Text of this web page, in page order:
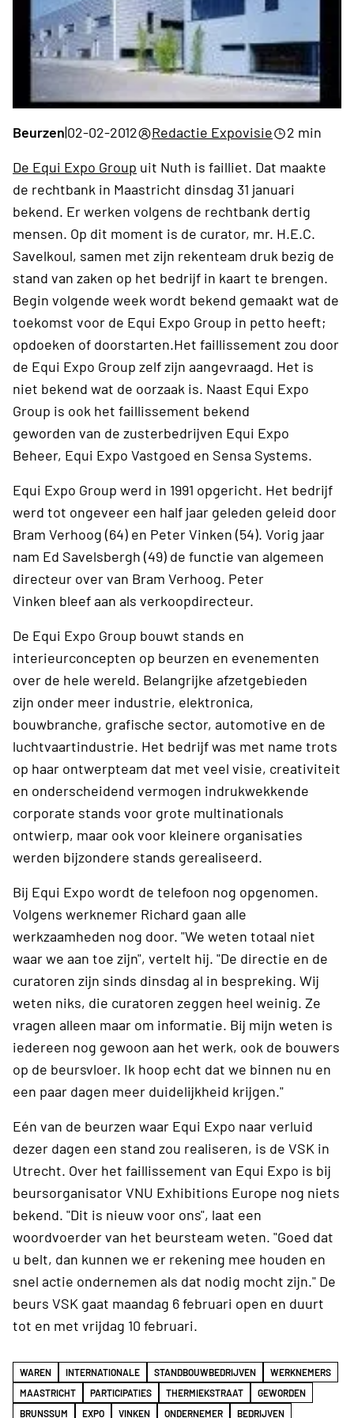
Beurzen|02-02-2012 Redactie Expovisie
2 min
De Equi Expo Group uit Nuth is failliet. Dat maakte
de rechtbank in Maastricht dinsdag 31 januari
bekend. Er werken volgens de rechtbank dertig
mensen. Op dit moment is de curator, mr. H.E.C.
Savelkoul, samen met zijn rekenteam druk bezig de
stand van zaken op het bedrijf in kaart te brengen.
Begin volgende week wordt bekend gemaakt wat de
toekomst voor de Equi Expo Group in petto heeft;
opdoeken of doorstarten.Het faillissement zou door
de Equi Expo Group zelf zijn aangevraagd. Het is
niet bekend wat de oorzaak is. Naast Equi Expo
Group is ook het faillissement bekend
geworden van de zusterbedrijven Equi Expo
Beheer, Equi Expo Vastgoed en Sensa Systems.
Equi Expo Group werd in 1991 opgericht. Het bedrijf
werd tot ongeveer een half jaar geleden geleid door
Bram Verhoog (64) en Peter Vinken (54). Vorig jaar
nam Ed Savelsbergh (49) de functie van algemeen
directeur over van Bram Verhoog. Peter
Vinken bleef aan als verkoopdirecteur.
De Equi Expo Group bouwt stands en
interieurconcepten op beurzen en evenementen
over de hele wereld. Belangrijke afzetgebieden
zijn onder meer industrie, elektronica,
bouwbranche, grafische sector, automotive en de
luchtvaartindustrie. Het bedrijf was met name trots
op haar ontwerpteam dat met veel visie, creativiteit
en onderscheidend vermogen indrukwekkende
corporate stands voor grote multinationals
ontwierp, maar ook voor kleinere organisaties
werden bijzondere stands gerealiseerd.
Bij Equi Expo wordt de telefoon nog opgenomen.
Volgens werknemer Richard gaan alle
werkzaamheden nog door. "We weten totaal niet
waar we aan toe zijn", vertelt hij. "De directie en de
curatoren zijn sinds dinsdag al in bespreking. Wij
weten niks, die curatoren zeggen heel weinig. Ze
vragen alleen maar om informatie. Bij mijn weten is
iedereen nog gewoon aan het werk, ook de bouwers
op de beursvloer. Ik hoop echt dat we binnen nu en
een paar dagen meer duidelijkheid krijgen."
Eén van de beurzen waar Equi Expo naar verluid
dezer dagen een stand zou realiseren, is de VSK in
Utrecht. Over het faillissement van Equi Expo is bij
beursorganisator VNU Exhibitions Europe nog niets
bekend. "Dit is nieuw voor ons", laat een
woordvoerder van het beursteam weten. "Goed dat
u belt, dan kunnen we er rekening mee houden en
snel actie ondernemen als dat nodig mocht zijn." De
beurs VSK gaat maandag 6 februari open en duurt
tot en met vrijdag 10 februari.
WAREN INTERNATIONALE STANDBOUWBEDRIJVEN
WERKNEMERS
MAASTRICHT
PARTICIPATIES THERMIEKSTRAAT
GEWORDEN
BRUNSSUM
EXPO VINKEN ONDERNEMER BEDRIJVEN